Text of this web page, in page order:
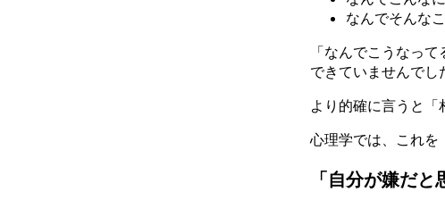
なんでそんな
「なんでこうなっ
できていませんでし
より的確に言うと「
心理学では、これを
「自分が嫌だ